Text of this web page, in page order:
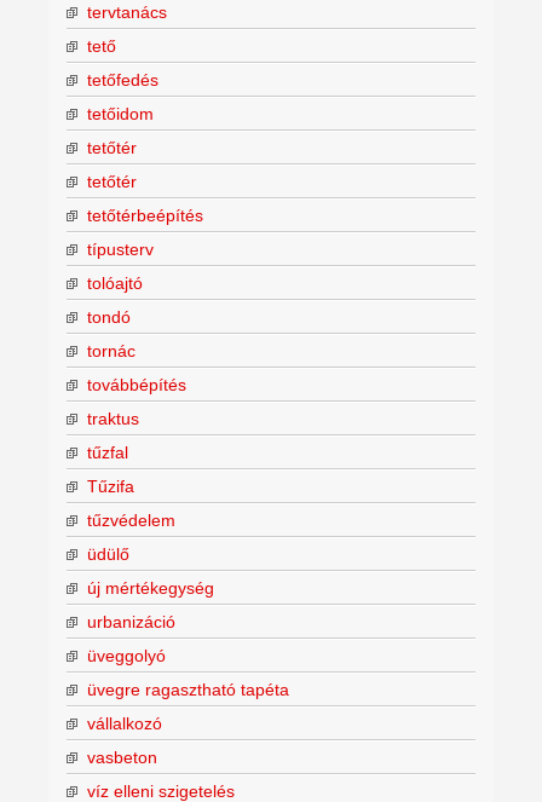
tervtanács
tető
tetőfedés
tetőidom
tetőtér
tetőtér
tetőtérbeépítés
típusterv
tolóajtó
tondó
tornác
továbbépítés
traktus
tűzfal
Tűzifa
tűzvédelem
üdülő
új mértékegység
urbanizáció
üveggolyó
üvegre ragasztható tapéta
vállalkozó
vasbeton
víz elleni szigetelés